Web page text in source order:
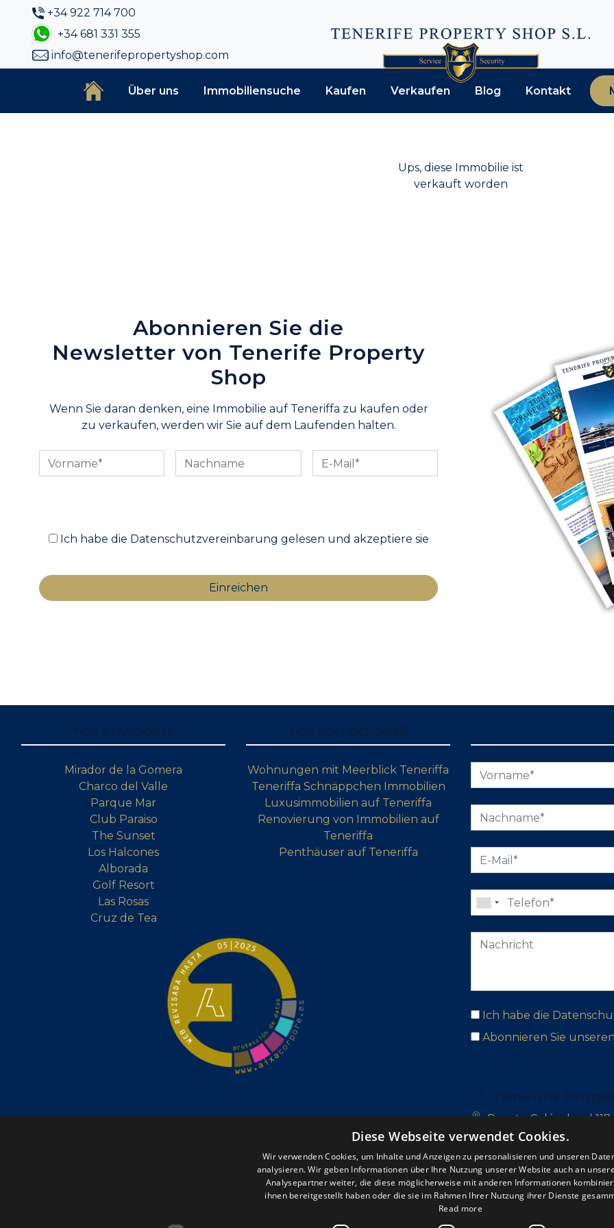
+34 922 714 700
+34 681 331 355
info@tenerifepropertyshop.com
Über uns Immobiliensuche Kaufen Verkaufen Blog Kontakt
Ups, diese Immobilie ist
verkauft worden
Abonnieren Sie die
Newsletter von Tenerife Property
Shop
Wenn Sie daran denken, eine Immobilie auf Teneriffa zu kaufen oder
zu verkaufen, werden wir Sie auf dem Laufenden halten.
Ich habe die Datenschutzvereinbarung gelesen und akzeptiere sie
Mirador de la Gomera
Charco del Valle
Parque Mar
Club Paraiso
The Sunset
Los Halcones
Alborada
Golf Resort
Las Rosas
Cruz de Tea
Wohnungen mit Meerblick Teneriffa
Teneriffa Schnäppchen Immobilien
Luxusimmobilien auf Teneriffa
Renovierung von Immobilien auf
Teneriffa
Penthäuser auf Teneriffa
Ich habe die
Abonnieren Sie
Puerto Colón, local
San Blas, 38639 Golf
+34 922 714 700
Diese Webseite verwendet Cookies.
Wir verwenden Cookies, um Inhalte und Anzeigen zu personalisieren und unseren
analysieren. Wir geben Informationen über Ihre Nutzung unserer Website auch an
Analysepartner weiter, die diese möglicherweise mit anderen Informationen
ihnen bereitgestellt haben oder die sie im Rahmen Ihrer Nutzung ihrer Dienste
Read more